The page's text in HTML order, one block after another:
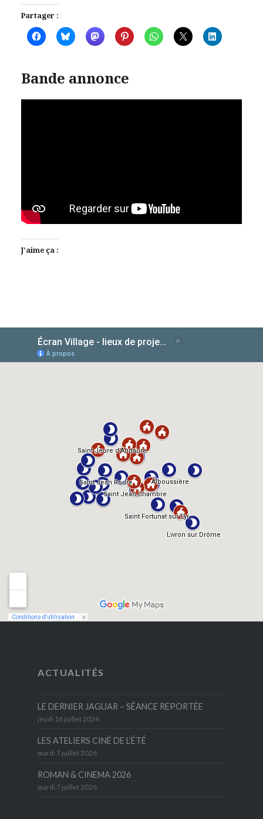
Partager :
Bande annonce
J’aime ça :
AlloCiné
ACTUALITÉS
LE DERNIER JAGUAR – SÉANCE REPORTÉE
jeudi 16 juillet 2026
LES ATELIERS CINÉ DE L’ÉTÉ
mardi 7 juillet 2026
ROMAN & CINEMA 2026
mardi 7 juillet 2026